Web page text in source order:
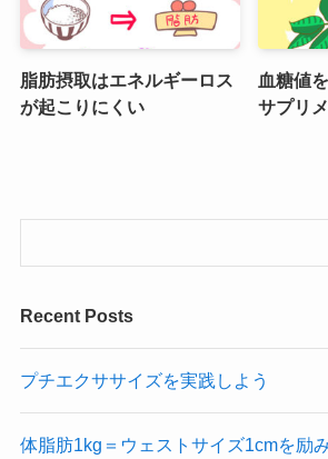
脂肪摂取はエネルギーロス
が起こりにくい
血糖値
サプリ
Recent Posts
プチエクササイズを実践しよう
体脂肪1kg＝ウェストサイズ1cmを励